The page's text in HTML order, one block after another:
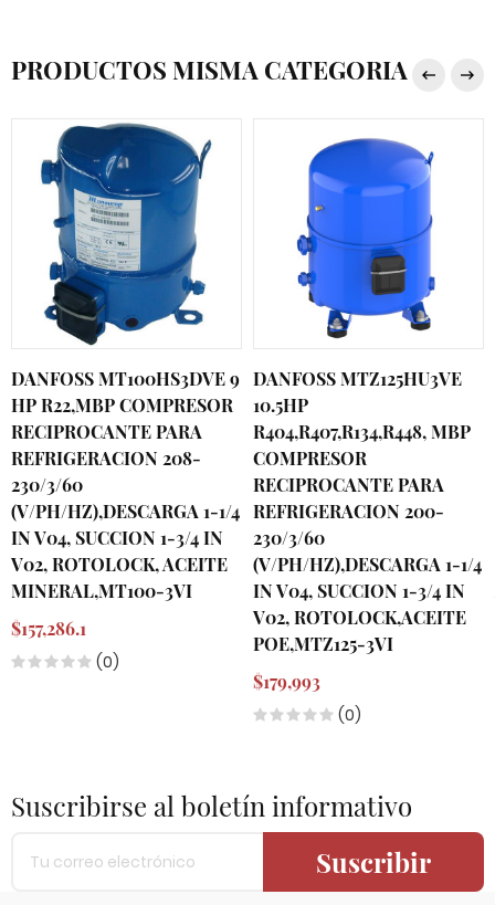
PRODUCTOS MISMA CATEGORIA
DANFOSS MT100HS3DVE 9
HP R22,MBP COMPRESOR
RECIPROCANTE PARA
REFRIGERACION 208-
230/3/60
(V/PH/HZ),DESCARGA 1-1/4
IN V04, SUCCION 1-3/4 IN
V02, ROTOLOCK, ACEITE
MINERAL,MT100-3VI
$157,286.1
(0)
DANFOSS MTZ125HU3VE
10.5HP
R404,R407,R134,R448, MBP
COMPRESOR
RECIPROCANTE PARA
REFRIGERACION 200-
230/3/60
(V/PH/HZ),DESCARGA 1-1/4
IN V04, SUCCION 1-3/4 IN
V02, ROTOLOCK,ACEITE
POE,MTZ125-3VI
$179,993
(0)
Suscribirse al boletín informativo
Suscribir